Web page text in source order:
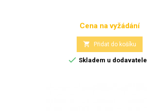
Cena
Cena na vyžádání
 Přidat do košíku
 Skladem u dodavatele